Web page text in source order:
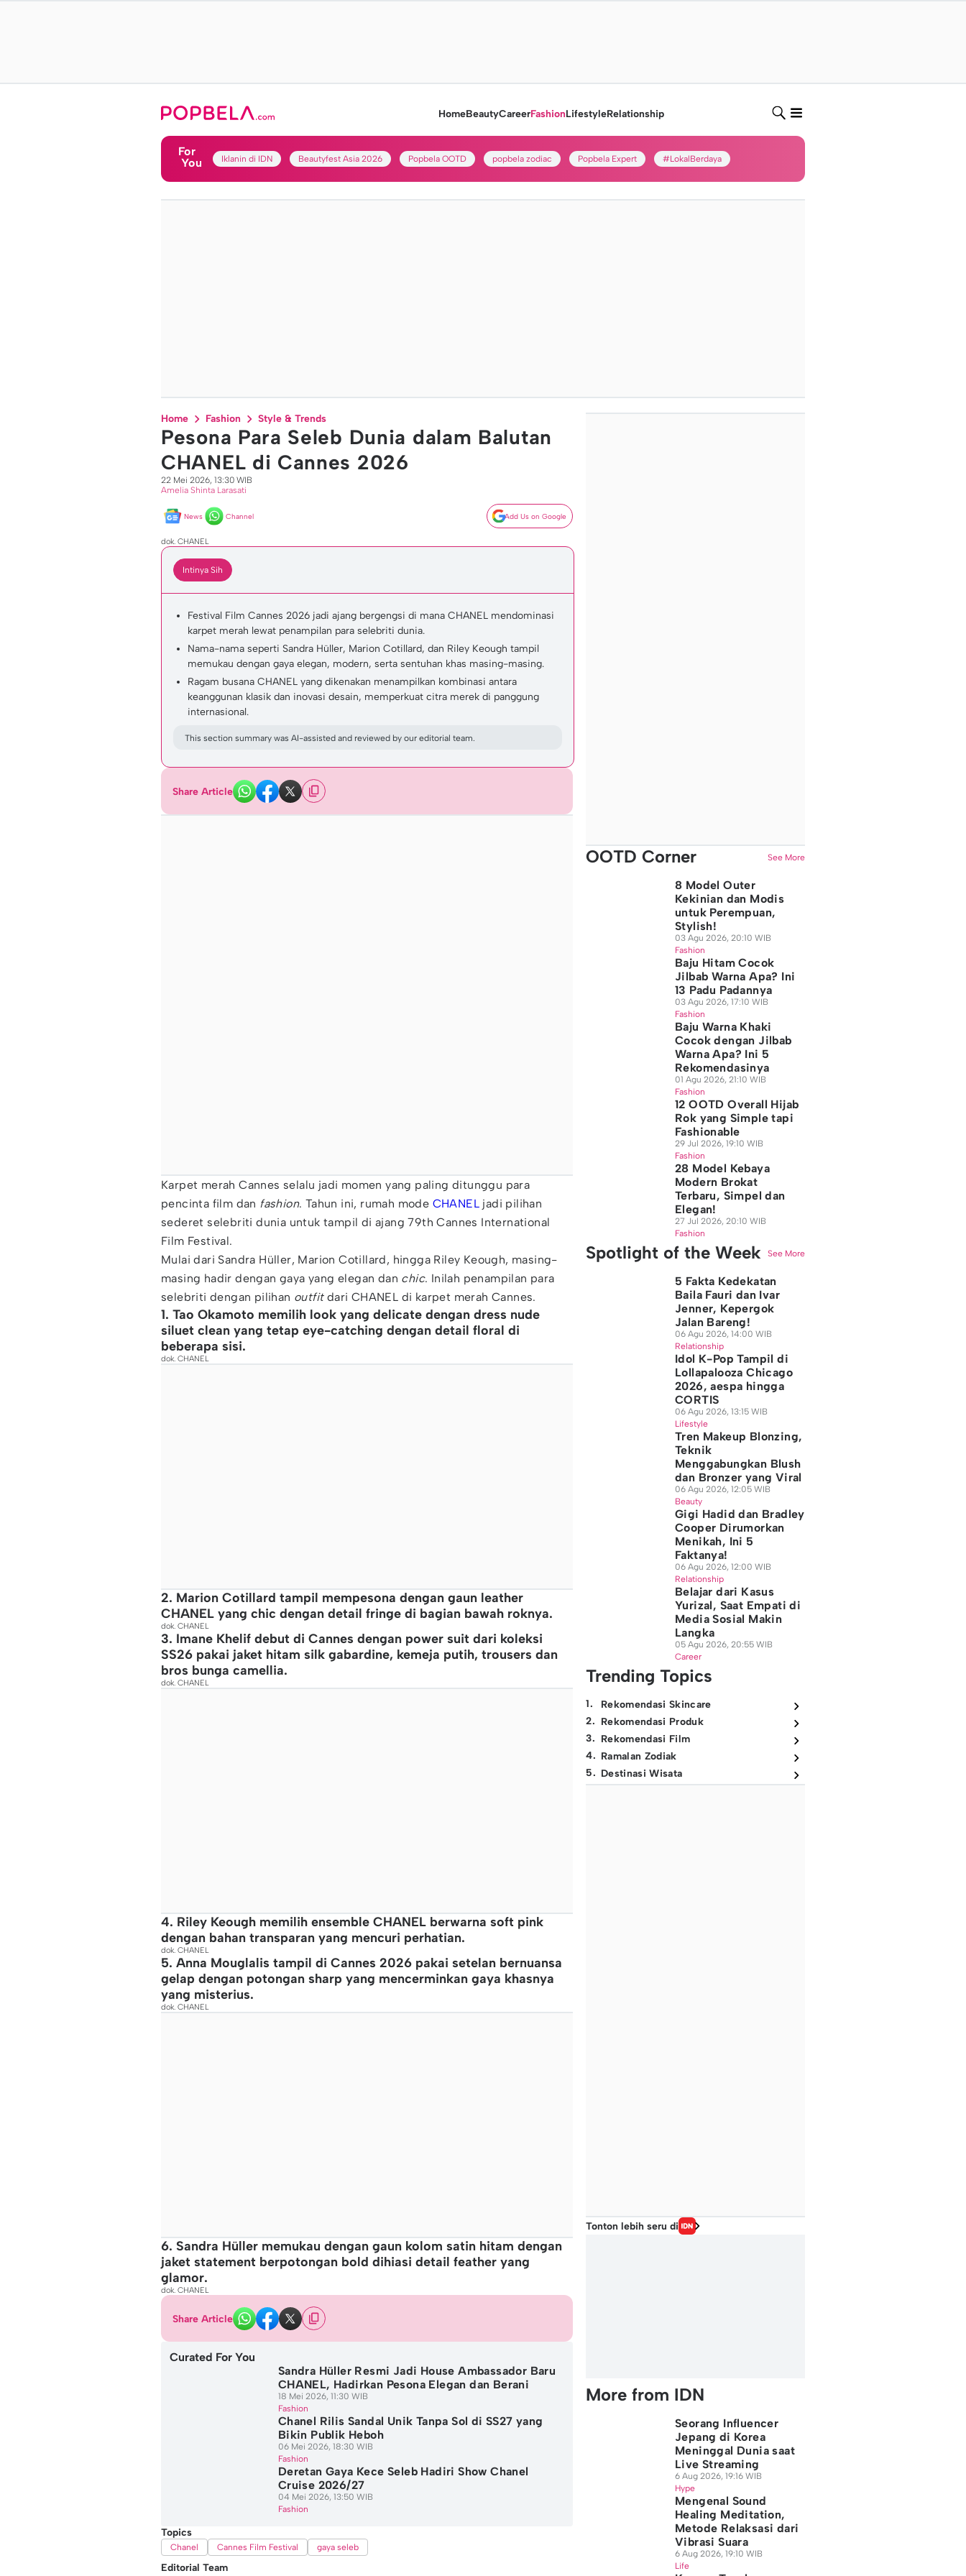
HomeBeautyCareerFashionLifestyleRelationship
For
You
Iklanin di IDN Beautyfest Asia 2026 Popbela OOTD popbela zodiac Popbela Expert #LokalBerdaya
Home Fashion Style & Trends
Pesona Para Seleb Dunia dalam Balutan
CHANEL di Cannes 2026
22 Mei 2026, 13:30 WIB
Amelia Shinta Larasati
News Channel Add Us on Google
dok. CHANEL
Intinya Sih
Festival Film Cannes 2026 jadi ajang bergengsi di mana CHANEL mendominasi
karpet merah lewat penampilan para selebriti dunia.
Nama-nama seperti Sandra Hüller, Marion Cotillard, dan Riley Keough tampil
memukau dengan gaya elegan, modern, serta sentuhan khas masing-masing.
Ragam busana CHANEL yang dikenakan menampilkan kombinasi antara
keanggunan klasik dan inovasi desain, memperkuat citra merek di panggung
internasional.
This section summary was AI-assisted and reviewed by our editorial team.
Share Article
Karpet merah Cannes selalu jadi momen yang paling ditunggu para
pencinta film dan fashion. Tahun ini, rumah mode CHANEL jadi pilihan
sederet selebriti dunia untuk tampil di ajang 79th Cannes International
Film Festival.
Mulai dari Sandra Hüller, Marion Cotillard, hingga Riley Keough, masing-
masing hadir dengan gaya yang elegan dan chic. Inilah penampilan para
selebriti dengan pilihan outfitdari CHANEL di karpet merah Cannes.
1. Tao Okamoto memilih look yang delicate dengan dress nude
siluet clean yang tetap eye-catching dengan detail floral di
beberapa sisi.
dok. CHANEL
2. Marion Cotillard tampil mempesona dengan gaun leather
CHANEL yang chic dengan detail fringe di bagian bawah roknya.
dok. CHANEL
3. Imane Khelif debut di Cannes dengan power suit dari koleksi
SS26 pakai jaket hitam silk gabardine, kemeja putih, trousers dan
bros bunga camellia.
dok. CHANEL
4. Riley Keough memilih ensemble CHANEL berwarna soft pink
dengan bahan transparan yang mencuri perhatian.
dok. CHANEL
5. Anna Mouglalis tampil di Cannes 2026 pakai setelan bernuansa
gelap dengan potongan sharp yang mencerminkan gaya khasnya
yang misterius.
dok. CHANEL
6. Sandra Hüller memukau dengan gaun kolom satin hitam dengan
jaket statement berpotongan bold dihiasi detail feather yang
glamor.
dok. CHANEL
Share Article
Curated For You
Sandra Hüller Resmi Jadi House Ambassador Baru
CHANEL, Hadirkan Pesona Elegan dan Berani
18 Mei 2026, 11:30 WIB
Fashion
Chanel Rilis Sandal Unik Tanpa Sol di SS27 yang
Bikin Publik Heboh
06 Mei 2026, 18:30 WIB
Fashion
Deretan Gaya Kece Seleb Hadiri Show Chanel
Cruise 2026/27
04 Mei 2026, 13:50 WIB
Fashion
Topics
Chanel Cannes Film Festival gaya seleb
Editorial Team
OOTD Corner See More
8 Model Outer
Kekinian dan Modis
untuk Perempuan,
Stylish!
03 Agu 2026, 20:10 WIB
Fashion
Baju Hitam Cocok
Jilbab Warna Apa? Ini
13 Padu Padannya
03 Agu 2026, 17:10 WIB
Fashion
Baju Warna Khaki
Cocok dengan Jilbab
Warna Apa? Ini 5
Rekomendasinya
01 Agu 2026, 21:10 WIB
Fashion
12 OOTD Overall Hijab
Rok yang Simple tapi
Fashionable
29 Jul 2026, 19:10 WIB
Fashion
28 Model Kebaya
Modern Brokat
Terbaru, Simpel dan
Elegan!
27 Jul 2026, 20:10 WIB
Fashion
Spotlight of the Week See More
5 Fakta Kedekatan
Baila Fauri dan Ivar
Jenner, Kepergok
Jalan Bareng!
06 Agu 2026, 14:00 WIB
Relationship
Idol K-Pop Tampil di
Lollapalooza Chicago
2026, aespa hingga
CORTIS
06 Agu 2026, 13:15 WIB
Lifestyle
Tren Makeup Blonzing,
Teknik
Menggabungkan Blush
dan Bronzer yang Viral
06 Agu 2026, 12:05 WIB
Beauty
Gigi Hadid dan Bradley
Cooper Dirumorkan
Menikah, Ini 5
Faktanya!
06 Agu 2026, 12:00 WIB
Relationship
Belajar dari Kasus
Yurizal, Saat Empati di
Media Sosial Makin
Langka
05 Agu 2026, 20:55 WIB
Career
Trending Topics
1.
Rekomendasi Skincare
2. Rekomendasi Produk
3. Rekomendasi Film
4. Ramalan Zodiak
5. Destinasi Wisata
Tonton lebih seru di
More from IDN
Seorang Influencer
Jepang di Korea
Meninggal Dunia saat
Live Streaming
6 Aug 2026, 19:16 WIB
Hype
Mengenal Sound
Healing Meditation,
Metode Relaksasi dari
Vibrasi Suara
6 Aug 2026, 19:10 WIB
Life